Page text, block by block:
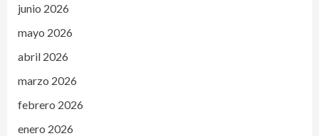
junio 2026
mayo 2026
abril 2026
marzo 2026
febrero 2026
enero 2026